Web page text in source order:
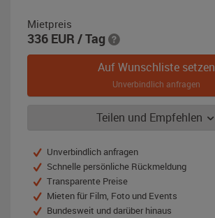
Mietpreis
336 EUR / Tag
Auf Wunschliste setzen
Unverbindlich anfragen
Teilen und Empfehlen
Unverbindlich anfragen
Schnelle persönliche Rückmeldung
Transparente Preise
Mieten für Film, Foto und Events
Bundesweit und darüber hinaus